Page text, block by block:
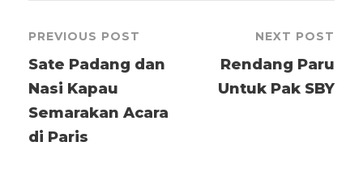
PREVIOUS POST
Sate Padang dan
Nasi Kapau
Semarakan Acara
di Paris
NEXT POST
Rendang Paru
Untuk Pak SBY